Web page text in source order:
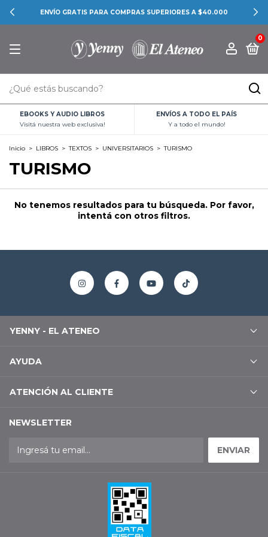
ENVÍO GRATIS PARA COMPRAS SUPERIORES A $40.000
0
EBOOKS Y AUDIO LIBROS
Visitá nuestra web exclusiva!
ENVÍOS A TODO EL PAÍS
Y a todo el mundo!
Inicio > LIBROS > TEXTOS > UNIVERSITARIOS > TURISMO
TURISMO
No tenemos resultados para tu búsqueda. Por favor,
intentá con otros filtros.
YENNY - EL ATENEO
AYUDA
ATENCIÓN AL CLIENTE
NEWSLETTER